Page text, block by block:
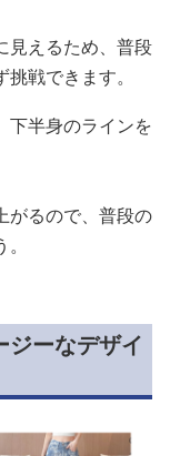
見えるため、普段
戦できます。
下半身のラインを
がるので、普段の
ジーなデザイ